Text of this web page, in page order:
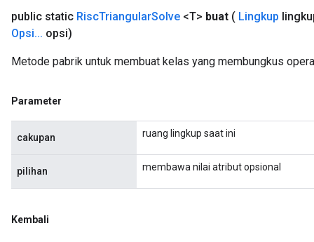
public static RiscTriangularSolve <T> buat ( Lingkup
Opsi... opsi)
Metode pabrik untuk membuat kelas yang membungkus
Parameter
cakupan ruang lingkup saat ini
pilihan membawa nilai atribut opsional
Kembali